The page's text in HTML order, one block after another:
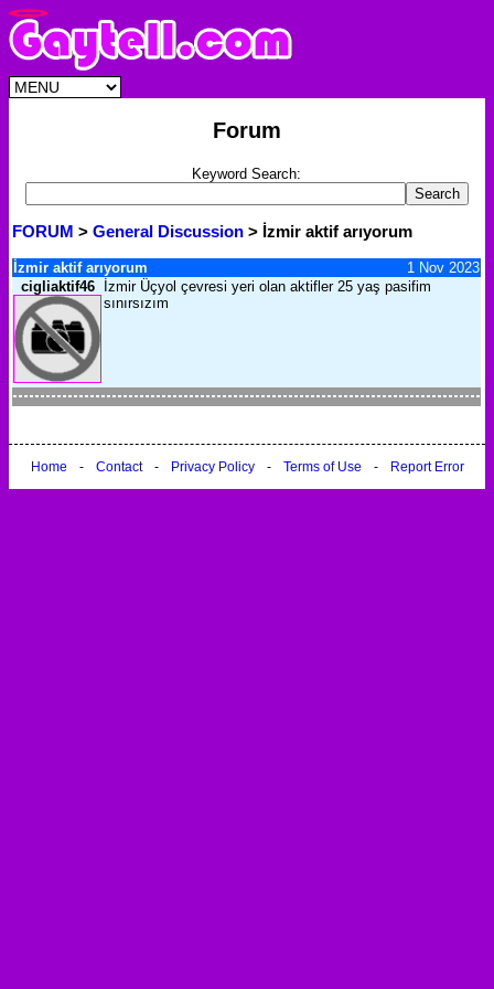
Forum
Keyword Search:
FORUM > General Discussion > İzmir aktif arıyorum
İzmir aktif arıyorum
1 Nov 2023
cigliaktif46
İzmir Üçyol çevresi yeri olan aktifler 25 yaş pasifim
sınırsızım
Home - Contact - Privacy Policy - Terms of Use - Report Error